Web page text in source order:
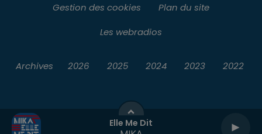
Elle Me Dit
Gestion des cookies
Plan du site
Les webradios
Archives 2026 2025 2024 2023 2022